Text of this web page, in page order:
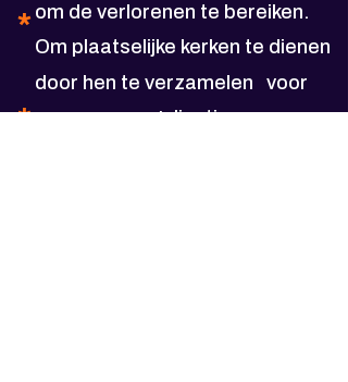
* om de verlorenen te bereiken.
Om plaatselijke kerken te dienen
door hen te verzamelen
voor
massa-evangelisatie.